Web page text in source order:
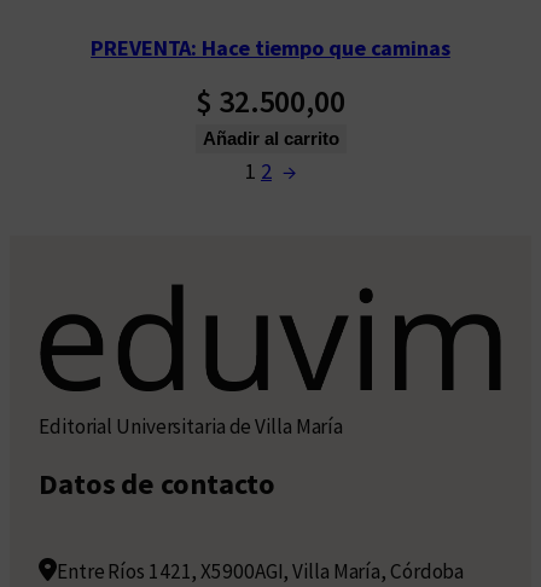
PREVENTA: Hace tiempo que caminas
$ 32.500,00
Añadir al carrito
1 2 →
Editorial Universitaria de Villa María
Datos de contacto
Entre Ríos 1421, X5900AGI, Villa María, Córdoba